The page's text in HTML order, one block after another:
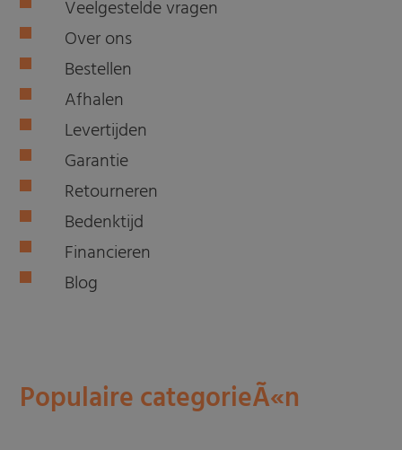
Veelgestelde vragen
Over ons
Bestellen
Afhalen
Levertijden
Garantie
Retourneren
Bedenktijd
Financieren
Blog
Populaire categorieÃ«n